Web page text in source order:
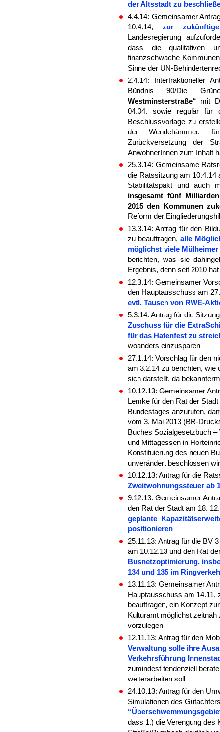
der Altsstadt zu
4.4.14: Gemeinsamer
10.4.14, zur
Landesregierung
dass die qualitativen
finanzschwache
Sinne der UN-
2.4.14: Interfraktioneller
Bündnis 90/Die
Westminsterstraße“ mit
04.04. sowie regulär für
Beschlussvorlage zu
der Wendehämmer,
Zurückversetzung der
AnwohnerInnen zum Inhalt
25.3.14: Gemeinsame
die Ratssitzung am 10.4.14
Stabilitätspakt und auch
insgesamt fünf
2015 den Kommunen
Reform der
13.3.14: Antrag für den
zu beauftragen,alle
möglichst viele
berichten, was sie
Ergebnis, denn seit 2010
12.3.14: Gemeinsamer
den Hauptausschuss am
evtl. Tausch von RWE-
5.3.14: Antrag für die
Zuschuss für die
für das Hafenfest zu
woanders einzusparen
27.1.14: Vorschlag für den
am 3.2.14 zu berichten, wie
sich darstellt, da
10.12.13: Gemeinsamer
Lemke für den Rat der
Bundestages anzurufen,
vom 3. Mai 2013 (BR-
Buches Sozialgesetzbuch
und Mittagessen in
Konstituierung des neuen
unverändert beschlossen
10.12.13: Antrag für die
Zweitwohnungssteuer ab
9.12.13: Gemeinsamer
den Rat der Stadt am 18.
geplante
positionieren
25.11.13: Antrag für die BV
am 10.12.13 und den Rat
Busnetzoptimierung,
134 und 135 im
13.11.13: Gemeinsamer
Hauptausschuss am 14.11.
beauftragen, ein Konzept
Kulturamt möglichst
vorzulegen
12.11.13: Antrag für den
Verwaltung solle ihre
Verkehrsführung
zumindest tendenziell
weiterarbeiten soll
24.10.13: Antrag für den
Simulationen des
dass 1.) die Verengung des